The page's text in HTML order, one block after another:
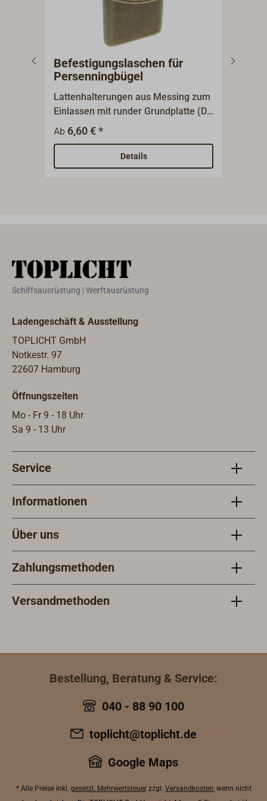
Befestigungslaschen für
Persenningbügel
Lattenhalterungen aus Messing zum
Einlassen mit runder Grundplatte (D
30 mm).Oberfläche poliert oder
verchromt.Für Latten 18 x 2 mm.
Ab 6,60 € *
Details
Schiffsausrüstung | Werftausrüstung
Ladengeschäft & Ausstellung
TOPLICHT GmbH
Notkestr. 97
22607 Hamburg
Öffnungszeiten
Mo - Fr 9 - 18 Uhr
Sa 9 - 13 Uhr
Service
Informationen
Über uns
Zahlungsmethoden
Versandmethoden
Bestellung, Beratung & Service:
040 - 88 90 100
toplicht@toplicht.de
Google Maps
* Alle Preise inkl. gesetzl. Mehrwertsteuerzzgl. Versandkosten, wenn nicht